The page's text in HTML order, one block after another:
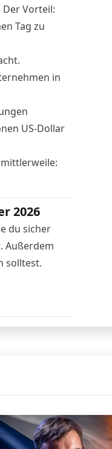
Der Vorteil:
Tag zu
in
US-Dollar
2026
du sicher
Außerdem
solltest.